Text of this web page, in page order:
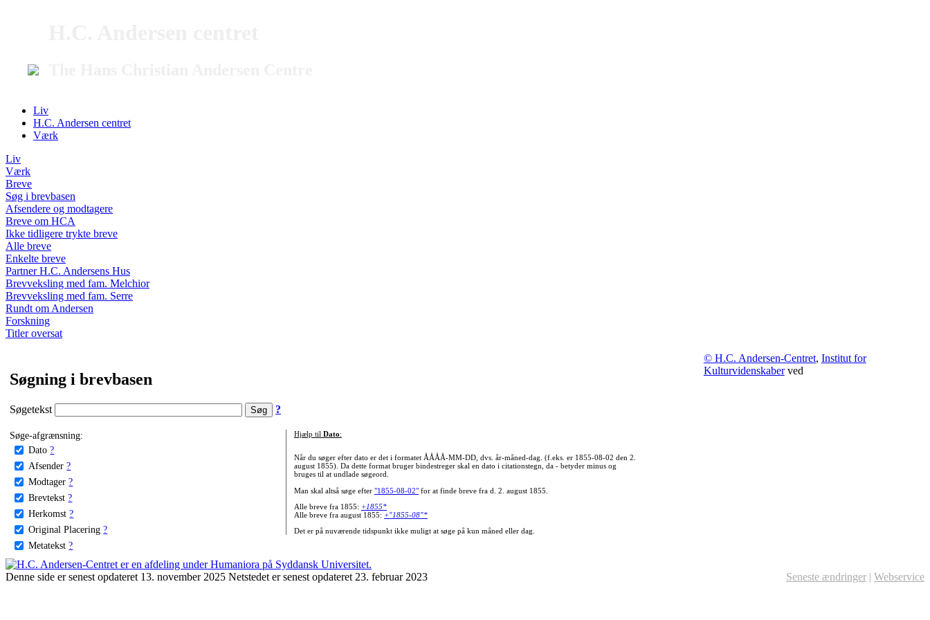
Liv
H.C. Andersen centret
Værk
Liv
Værk
Breve
Søg i brevbasen
Afsendere og modtagere
Breve om HCA
Ikke tidligere trykte breve
Alle breve
Enkelte breve
Partner H.C. Andersens Hus
Brevveksling med fam. Melchior
Brevveksling med fam. Serre
Rundt om Andersen
Forskning
Titler oversat
Søgning i brevbasen
Søgetekst ?
Søge-afgrænsning:
Dato ?
Afsender ?
Modtager ?
Brevtekst ?
Herkomst ?
Original Placering ?
Metatekst ?
Hjælp til Dato:
Når du søger efter dato er det i formatet ÅÅÅÅ-MM-DD, dvs. år-måned-dag. (f.eks. er 1855-08-02 den 2.
august 1855). Da dette format bruger bindestreger skal en dato i citationstegn, da - betyder minus og
bruges til at undlade søgeord.
Man skal altså søge efter "1855-08-02"for at finde breve fra d. 2. august 1855.
Alle breve fra 1855: +1855*
Alle breve fra august 1855: +"1855-08"*
Det er på nuværende tidspunkt ikke muligt at søge på kun måned eller dag.
© H.C. Andersen-Centret, Institut for
Kulturvidenskaberved
Denne side er senest opdateret 13. november 2025 Netstedet er senest opdateret 23. februar 2023 Seneste ændringer | Webservice